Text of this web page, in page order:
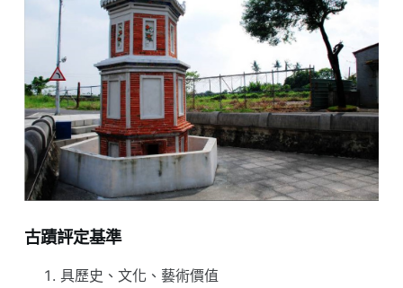
古蹟評定基準
具歷史、文化、藝術價值